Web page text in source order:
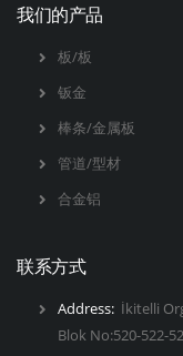
我们的产品
板/板
钣金
棒条/金属板
管道/型材
合金铝
联系方式
Address: İkitelli
Blok No:520-522-